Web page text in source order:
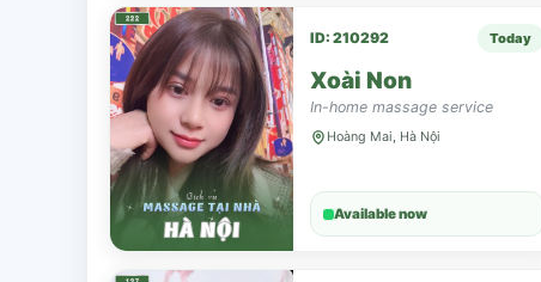
ID: 210292 Today
Xoài Non
In-home massage service
Hoàng Mai, Hà Nội
Available now